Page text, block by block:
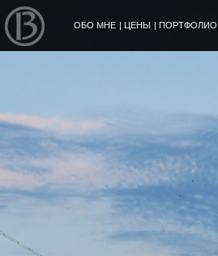
ОБО МНЕ | ЦЕНЫ | ПОРТФОЛИО